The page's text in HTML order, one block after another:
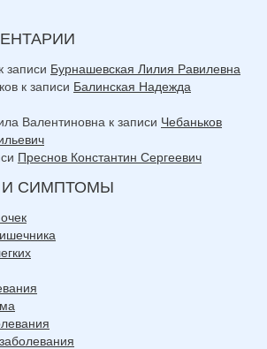
к записи Бурнашевская Лилия Равилевна
к записи Балинская Надежда
Валентиновна к записи Чебаньков
Преснов Константин Сергеевич
И СИМПТОМЫ